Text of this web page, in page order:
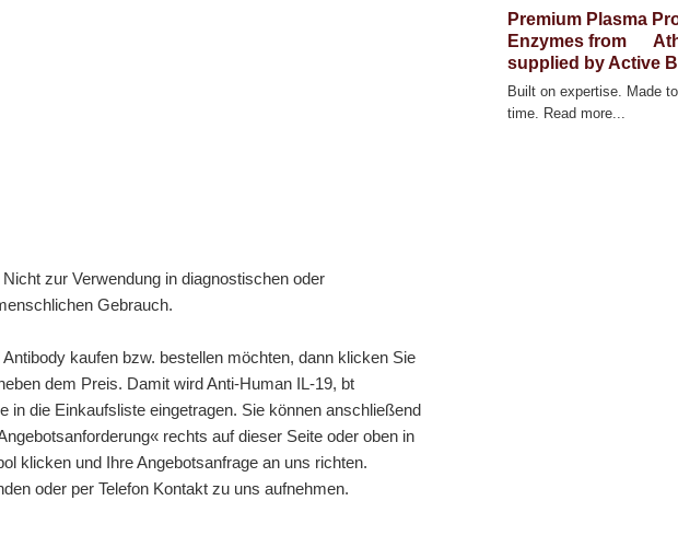
Premium Plasma
Enzymes from
supplied by Active
Built on expertise. Made
time. Read more...
zur Verwendung in diagnostischen oder
Gebrauch.
kaufen bzw. bestellen möchten, dann klicken Sie
dem Preis. Damit wird Anti-Human IL-19, bt
in die Einkaufsliste eingetragen. Sie können anschließend
rechts auf dieser Seite oder oben in
klicken und Ihre Angebotsanfrage an uns richten.
oder per Telefon Kontakt zu uns aufnehmen.